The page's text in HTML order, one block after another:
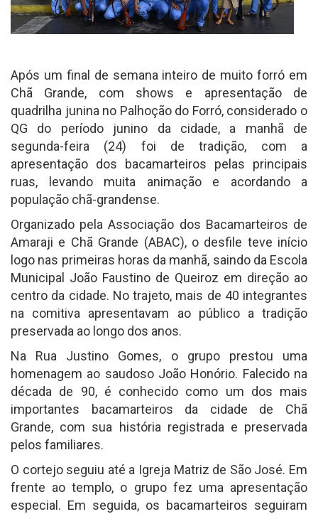
Após um final de semana inteiro de muito forró em
Chã Grande, com shows e apresentação de
quadrilha junina no Palhoção do Forró, considerado o
QG do período junino da cidade, a manhã de
segunda-feira (24) foi de tradição, com a
apresentação dos bacamarteiros pelas principais
ruas, levando muita animação e acordando a
população chã-grandense.
Organizado pela Associação dos Bacamarteiros de
Amaraji e Chã Grande (ABAC), o desfile teve início
logo nas primeiras horas da manhã, saindo da Escola
Municipal João Faustino de Queiroz em direção ao
centro da cidade. No trajeto, mais de 40 integrantes
na comitiva apresentavam ao público a tradição
preservada ao longo dos anos.
Na Rua Justino Gomes, o grupo prestou uma
homenagem ao saudoso João Honório. Falecido na
década de 90, é conhecido como um dos mais
importantes bacamarteiros da cidade de Chã
Grande, com sua história registrada e preservada
pelos familiares.
O cortejo seguiu até a Igreja Matriz de São José. Em
frente ao templo, o grupo fez uma apresentação
especial. Em seguida, os bacamarteiros seguiram